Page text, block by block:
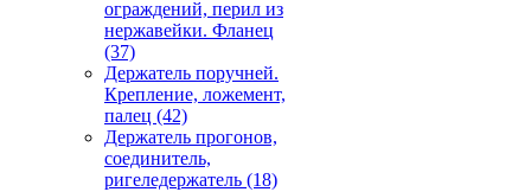
ограждений, перил из
нержавейки. Фланец
(37)
Держатель поручней.
Крепление, ложемент,
палец (42)
Держатель прогонов,
соединитель,
ригеледержатель (18)